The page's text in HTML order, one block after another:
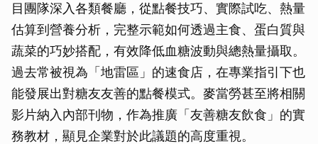
目團隊深入各類餐廳，從點餐技巧、實際試吃、熱量
估算到營養分析，完整示範如何透過主食、蛋白質與
蔬菜的巧妙搭配，有效降低血糖波動與總熱量攝取。
過去常被視為「地雷區」的速食店，在專業指引下也
能發展出對糖友友善的點餐模式。麥當勞甚至將相關
影片納入內部刊物，作為推廣「友善糖友飲食」的實
務教材，顯見企業對於此議題的高度重視。